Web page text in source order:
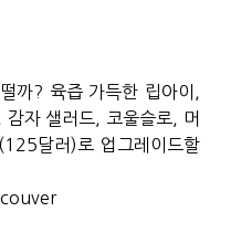
까? 육즙 가득한 립아이
감자 샐러드 코울슬로
머
(125달러 ) 로 업그레이드할